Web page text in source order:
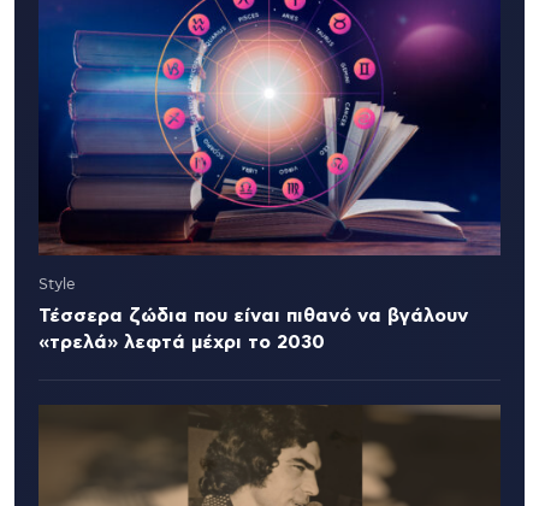
Style
Τέσσερα ζώδια που είναι πιθανό να βγάλουν
«τρελά» λεφτά μέχρι το 2030